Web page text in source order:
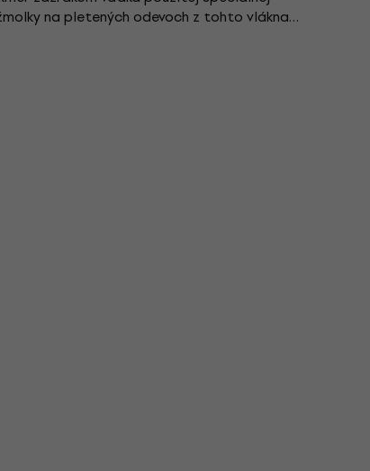
na pletených odevoch z tohto vlákna